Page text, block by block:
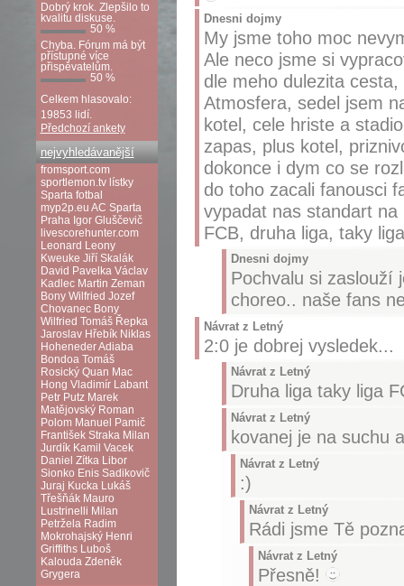
Dnesni dojmy
My jsme toho moc
Ale neco jsme si
dle meho dulezita
Atmosfera, sedel jsem
kotel, cele hriste a
zapas, plus kotel,
dokonce i dym co se
do toho zacali fanousci
vypadat nas standart
FCB, druha liga, taky
Dnesni dojmy
Pochvalu si zaslouží
choreo.. naše fans
Návrat z Letný
2:0 je dobrej vysledek...
Návrat z Letný
Druha liga taky liga
Návrat z Letný
kovanej je na suchu
Návrat z Letný
:)
Návrat z Letný
Rádi jsme Tě
Návrat z Letný
Přesně!
Dobrý krok. Zlepšilo to
kvalitu diskuse.
50 %
Chyba. Fórum má být
přístupné více
přispěvatelům.
50 %
Celkem hlasovalo:
19853 lidí.
Předchozí ankety
nejvyhledávanější
fromsport.com
sportlemon.tv lístky
Sparta fotbal
myp2p.eu AC Sparta
Praha Igor Gluščevič
livescorehunter.com
Leonard Leony
Kweuke Jiří Skalák
David Pavelka Václav
Kadlec Martin Zeman
Bony Wilfried Jozef
Chovanec Bony
Wilfried Tomáš Řepka
Jaroslav Hřebík Niklas
HohenederAdiaba
Bondoa Tomáš
Rosický Quan Mac
Hong Vladimír Labant
Petr Putz Marek
Matějovský Roman
Polom Manuel Pamič
František Straka Milan
Jurdík Kamil Vacek
Daniel Zítka Libor
Sionko Enis Sadikovič
Juraj Kucka Lukáš
Třešňák Mauro
Lustrinelli Milan
Petržela Radim
Mokrohajský Henri
Griffiths Luboš
Kalouda Zdeněk
Grygera